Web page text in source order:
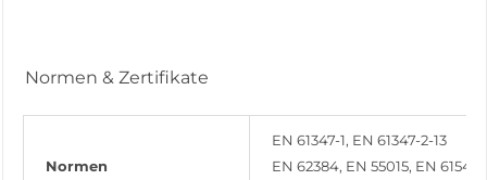
Normen & Zertifikate
Normen
EN 61347-1, EN 61347-2-13
EN 62384, EN 55015, EN 61547